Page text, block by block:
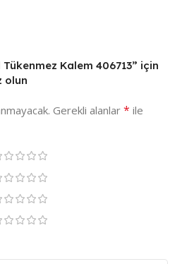
Kalem 406713” için
olun
Gerekli alanlar * ile